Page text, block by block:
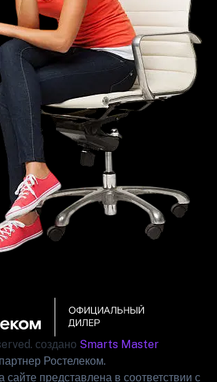
создано Smarts Master
Ростелеком.
представлена в соответствии с